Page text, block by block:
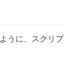
うに、スクリプ